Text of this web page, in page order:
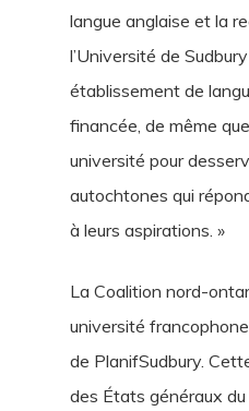
langue anglaise et la
l’Université de
établissement de
financée, de même
université pour
autochtones qui
à leurs aspirations. »
La Coalition nord-
université
de PlanifSudbury.
des États généraux